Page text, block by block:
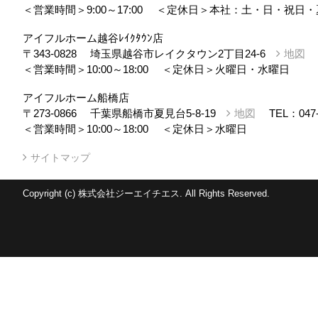
＜営業時間＞9:00～17:00 ＜定休日＞本社：土・日・祝日
アイフルホーム越谷ﾚｲｸﾀｳﾝ店
〒343-0828
埼玉県越谷市レイクタウン2丁目24-6 地図
＜営業時間＞10:00～18:00
＜定休日＞火曜日・水曜日
アイフルホーム船橋店
〒273-0866
千葉県船橋市夏見台5-8-19 地図 TEL：
＜営業時間＞10:00～18:00
＜定休日＞水曜日
サイトマップ
Copyright (c) 株式会社ジーエイチエス. All Rights Reserved.